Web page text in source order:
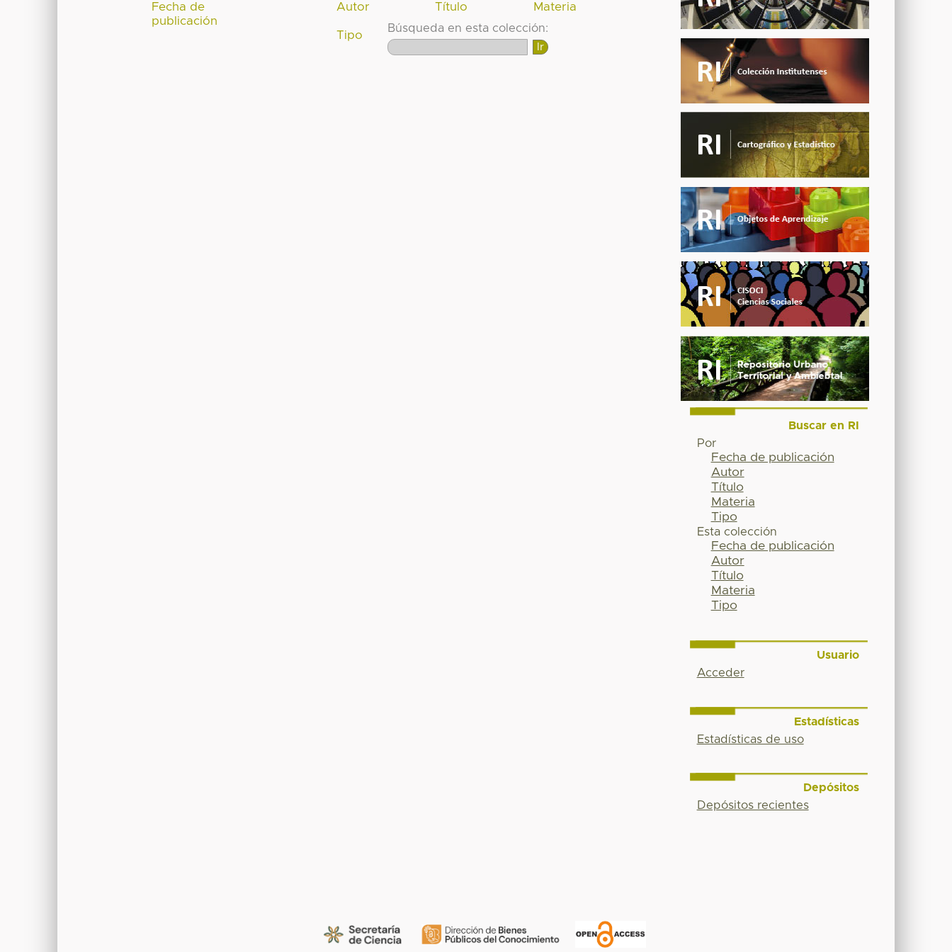
Fecha de
publicación
Autor Título Materia
Tipo
Búsqueda en esta colección:
Buscar en RI
Por
Fecha de publicación
Autor
Título
Materia
Tipo
Esta colección
Fecha de publicación
Autor
Título
Materia
Tipo
Usuario
Acceder
Estadísticas
Estadísticas de uso
Depósitos
Depósitos recientes